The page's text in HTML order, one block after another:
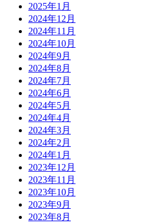
2025年1月
2024年12月
2024年11月
2024年10月
2024年9月
2024年8月
2024年7月
2024年6月
2024年5月
2024年4月
2024年3月
2024年2月
2024年1月
2023年12月
2023年11月
2023年10月
2023年9月
2023年8月